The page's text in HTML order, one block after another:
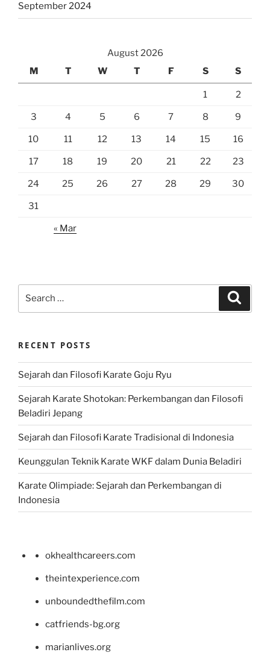
September 2024
August 2026
M
T W T F S S
1 2
3 4 5 6 7 8 9
10 11 12 13 14 15 16
17 18 19 20 21 22 23
24 25 26 27 28 29 30
31
« Mar
RECENT POSTS
Sejarah dan Filosofi Karate Goju Ryu
Sejarah Karate Shotokan: Perkembangan dan Filosofi
Beladiri Jepang
Sejarah dan Filosofi Karate Tradisional di Indonesia
Keunggulan Teknik Karate WKF dalam Dunia Beladiri
Karate Olimpiade: Sejarah dan Perkembangan di
Indonesia
okhealthcareers.com
theintexperience.com
unboundedthefilm.com
catfriends-bg.org
marianlives.org